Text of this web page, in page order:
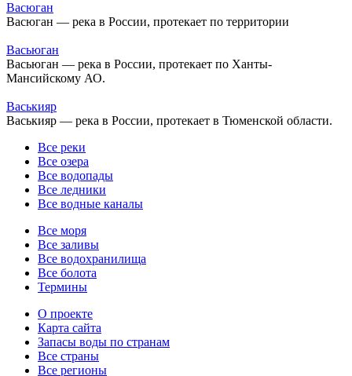
Васюган
Васюган — река в России, протекает по территории
Васьюган
Васьюган — река в России, протекает по Ханты-
Мансийскому АО.
Васькияр
Васькияр — река в России, протекает в Тюменской области.
Все реки
Все озера
Все водопады
Все ледники
Все водные каналы
Все моря
Все заливы
Все водохранилища
Все болота
Термины
О проекте
Карта сайта
Запасы воды по странам
Все страны
Все регионы